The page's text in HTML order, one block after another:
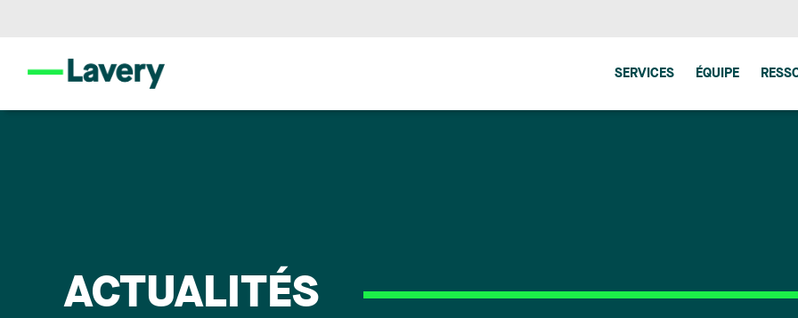
SERVICES ÉQUIPE
ACTUALITÉS